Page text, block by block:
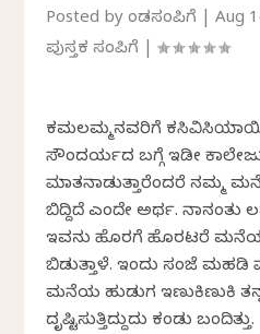
Posted byಕೆಂಡಸಂಪಿಗೆ |Aug
ಪುಸ್ತಕ ಸಂಪಿಗೆ |
ಕಮಲಮ್ಮನವರಿಗೆ
ಸೌಂದರ್ಯದ ಬಗ್ಗೆ ಇಡೀ
ಮಾತನಾಡುತ್ತಾರೆಂದರೆ ನಮ್ಮ
ಬಿದ್ದಿದೆ ಎಂದೇ ಅರ್ಥ. ನಾನಂತು
ಇವನು ಹೊರಗೆ ಹೊರಟರೆ
ಬಿಡುತ್ತಾಳೆ. ಇಂದು ಸಂಜೆ ಮಹಡಿ
ಮನೆಯ ಹುಡುಗ ಇಣುಕಿಣುಕಿ
ದೃಷ್ಟಿಸುತ್ತಿದ್ದುದು ಕಂಡು ಬಂದಿತ್ತು.